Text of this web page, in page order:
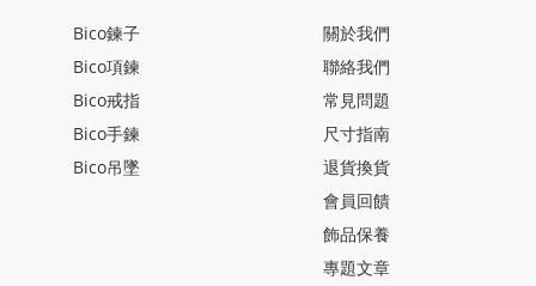
Bico鍊子
Bico項鍊
Bico戒指
Bico手鍊
Bico吊墜
關於我們
聯絡我們
常見問題
尺寸指南
退貨換貨
會員回饋
飾品保養
專題文章